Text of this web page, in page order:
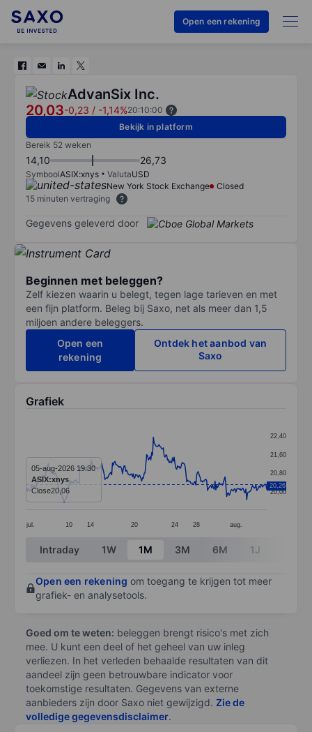
Open een rekening
AdvanSix Inc.
20,03-0,23 / -1,14%20:10:00
Bekijk in platform
Bereik 52 weken
14,10 26,73
SymboolASIX:xnys ValutaUSD
New York Stock Exchange
Closed
15 minuten vertraging
Gegevens geleverd door
Beginnen met beleggen?
Zelf kiezen waarin u belegt, tegen lage tarieven en met
een fijn platform. Beleg bij Saxo, net als meer dan 1,5
miljoen andere beleggers.
Open een
rekening
Ontdek het aanbod van
Saxo
Grafiek
Line chart with 290 data points.
The chart has 1 X axis displaying categories.
The chart has 1 Y axis displaying values. Data
jul. 10 14 20 24 28 aug.
20,00
20,80
21,60
22,40
20,26
05-aug-2026 19:30
ASIX:xnys
Close20,06
End of interactive chart.
Intraday 1W 1M 3M 6M 1J
Open een rekening om toegang te krijgen tot meer
grafiek- en analysetools.
Goed om te weten: beleggen brengt risico's met zich
mee. U kunt een deel of het geheel van uw inleg
verliezen. In het verleden behaalde resultaten van dit
aandeel zijn geen betrouwbare indicator voor
toekomstige resultaten. Gegevens van externe
aanbieders zijn door Saxo niet gewijzigd. Zie de
volledige gegevensdisclaimer.